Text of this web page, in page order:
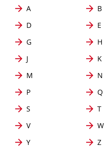
A B
D
E
G
H
J
K
M
N
P
Q
S
T
V
W
Y
Z